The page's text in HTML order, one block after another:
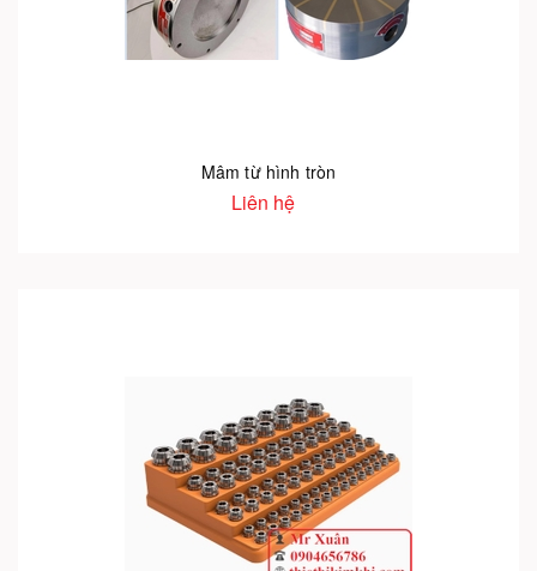
Mâm từ hình tròn
Liên hệ